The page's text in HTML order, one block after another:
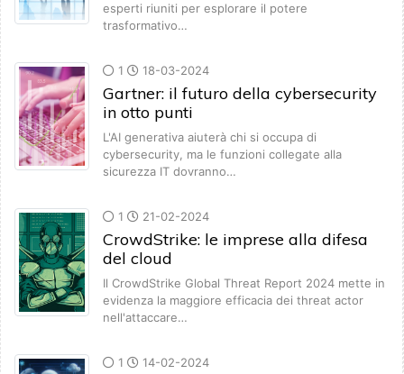
esperti riuniti per esplorare il potere
trasformativo…
1 18-03-2024
Gartner: il futuro della cybersecurity
in otto punti
L'AI generativa aiuterà chi si occupa di
cybersecurity, ma le funzioni collegate alla
sicurezza IT dovranno…
1 21-02-2024
CrowdStrike: le imprese alla difesa
del cloud
Il CrowdStrike Global Threat Report 2024 mette in
evidenza la maggiore efficacia dei threat actor
nell'attaccare…
1 14-02-2024